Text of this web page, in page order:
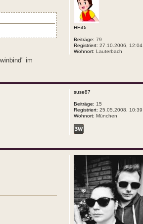
im
HEiDi
Beiträge: 79
Registriert: 27.10.2006, 12:04
Wohnort: Lauterbach
suse87
Beiträge: 15
Registriert: 25.05.2008, 10:39
Wohnort: München